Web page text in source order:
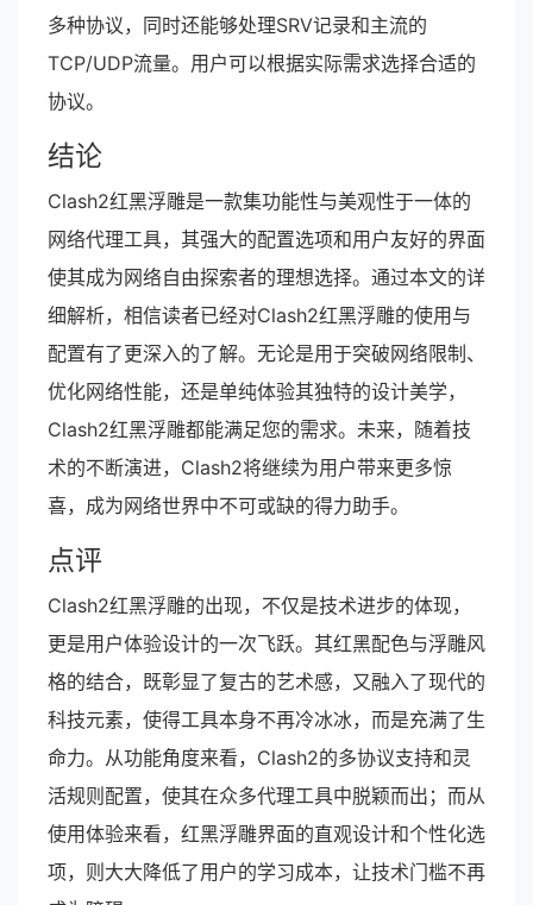
多种协议，同时还能够处理SRV记录和主流的
TCP/UDP流量。用户可以根据实际需求选择合适的
协议。
结论
Clash2红黑浮雕是一款集功能性与美观性于一体的
网络代理工具，其强大的配置选项和用户友好的界面
使其成为网络自由探索者的理想选择。通过本文的详
细解析，相信读者已经对Clash2红黑浮雕的使用与
配置有了更深入的了解。无论是用于突破网络限制、
优化网络性能，还是单纯体验其独特的设计美学，
Clash2红黑浮雕都能满足您的需求。未来，随着技
术的不断演进，Clash2将继续为用户带来更多惊
喜，成为网络世界中不可或缺的得力助手。
点评
Clash2红黑浮雕的出现，不仅是技术进步的体现，
更是用户体验设计的一次飞跃。其红黑配色与浮雕风
格的结合，既彰显了复古的艺术感，又融入了现代的
科技元素，使得工具本身不再冷冰冰，而是充满了生
命力。从功能角度来看，Clash2的多协议支持和灵
活规则配置，使其在众多代理工具中脱颖而出；而从
使用体验来看，红黑浮雕界面的直观设计和个性化选
项，则大大降低了用户的学习成本，让技术门槛不再